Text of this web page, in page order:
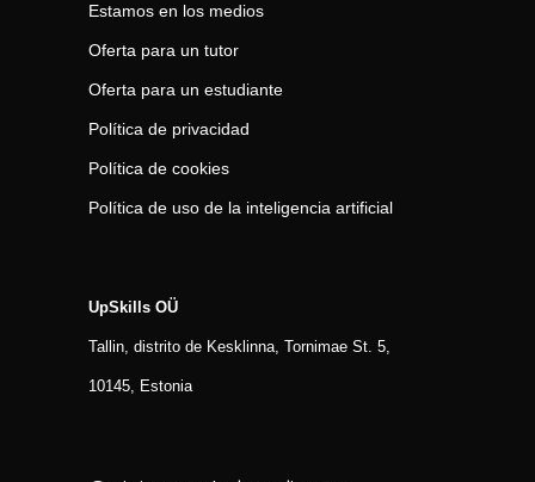
Estamos en los medios
Oferta para un tutor
Oferta para un estudiante
Política de privacidad
Política de cookies
Política de uso de la inteligencia artificial
UpSkills OÜ
Tallin, distrito de Kesklinna, Tornimаe St. 5,
10145, Estonia